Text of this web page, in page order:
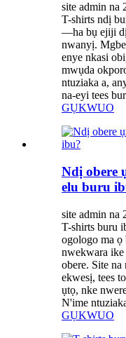
site admin na
T-shirts ndị
—ha bụ ejiji dị
nwanyị. Mgbe
enye nkasi
mwụda
ntuziaka a,
na-eyi tees
GỤKWUO
Ndị obere
elu buru
site admin na
T-shirts buru
ogologo ma ọ
nwekwara ike
obere. Site
ekwesị, tees
ụtọ, nke
N'ime
GỤKWUO